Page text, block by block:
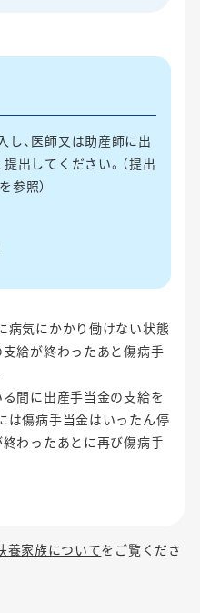
し、医師又は助産師に出
出してください。（提出
参照）
病気にかかり働けない状態
支給が終わったあと傷病手
間に出産手当金の支給を
は傷病手当金はいったん停
終わったあとに再び傷病手
養家族についてをご覧くださ